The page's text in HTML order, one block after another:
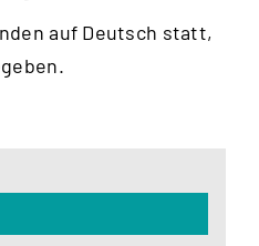
auf Deutsch statt,